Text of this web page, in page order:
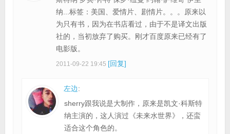
纳...标签：美国、爱情片、剧情片。。。原来以
为只有书，因为在书店看过，由于不是译文出版
社的，当初放弃了购买。刚才百度原来已经有了
电影版。
2011-09-22 19:45 [回复]
左边:
sherry跟我说是大制作，原来是凯文·科斯特
纳主演的，这人演过《未来水世界》，还蛮
适合这个角色的。